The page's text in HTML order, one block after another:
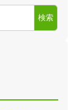
検索